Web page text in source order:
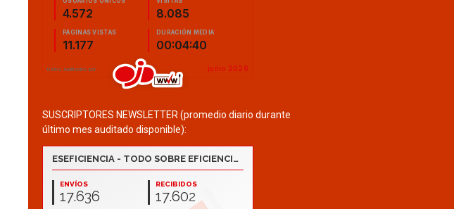
SUSCRIPTORES NEWSLETTER (promedio diario durante
último mes auditado disponible):